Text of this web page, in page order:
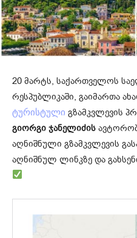
20 მარტს, საქართველოს
რესპუბლიკაში, გაიმართა
ტურისტული გზამკვლევის
გიორგი ჯანელიძის
აღნიშნული გზამკვლევის
აღნიშნულ ლინკზე და